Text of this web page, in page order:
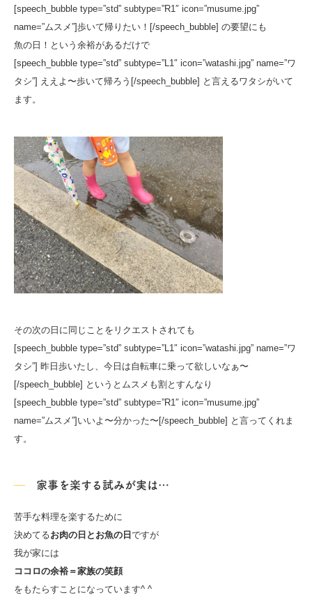
[speech_bubble type=”std” subtype=”R1″ icon=”musume.jpg”
name=”ムスメ”]歩いて帰りたい！[/speech_bubble] の要望にも
魚の日！という余裕があるだけで
[speech_bubble type=”std” subtype=”L1″ icon=”watashi.jpg” name=”ワ
タシ”] ええよ〜歩いて帰ろう[/speech_bubble] と言えるワタシがいて
ます。
その次の日に同じことをリクエストされても
[speech_bubble type=”std” subtype=”L1″ icon=”watashi.jpg” name=”ワ
タシ”] 昨日歩いたし、今日は自転車に乗って欲しいなぁ〜
[/speech_bubble] というとムスメも割とすんなり
[speech_bubble type=”std” subtype=”R1″ icon=”musume.jpg”
name=”ムスメ”]いいよ〜分かった〜[/speech_bubble] と言ってくれま
す。
家事を楽する試みが実は…
苦手な料理を楽するために
決めてるお肉の日とお魚の日 ですが
我が家には
ココロの余裕＝家族の笑顔
をもたらすことになっています^ ^